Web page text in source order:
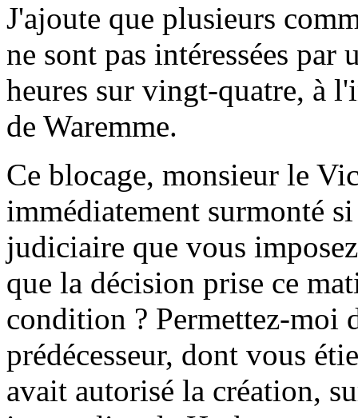
J'ajoute que plusieurs
ne sont pas intéressées
heures sur vingt-quatre, à
de Waremme.
Ce blocage, monsieur le
immédiatement surmonté
judiciaire que vous
que la décision prise ce
condition ? Permettez-moi
prédécesseur, dont vous
avait autorisé la création,